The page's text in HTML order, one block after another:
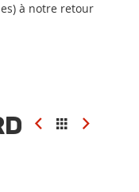
à notre retour